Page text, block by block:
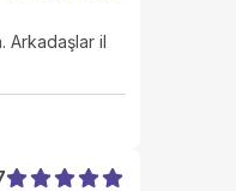
Arkadaşlar il